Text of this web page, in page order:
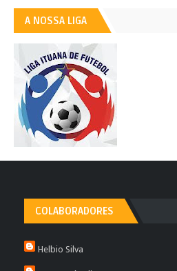
A NOSSA LIGA
COLABORADORES
Helbio Silva